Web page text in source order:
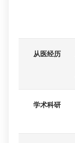
从医经历
学术科研